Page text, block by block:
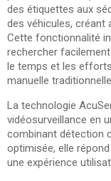
des étiquettes aux
des véhicules, créant
Cette fonctionnalité
rechercher
le temps et les
manuelle
La technologie
vidéosurveillance en
combinant détection
optimisée, elle
une expérience